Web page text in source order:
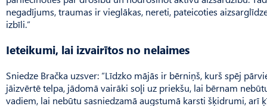
negadījums, traumas ir vieglākas, nereti, pateicoties
izbīli.”
Ieteikumi, lai izvairītos no nelaimes
Sniedze Bračka uzsver: “Līdz­ko mājās ir bērniņš, kurš spēj
jāizvērtē telpa, jādomā vairāki soļi uz priekšu, lai bērnam
vadiem, lai nebūtu sasniedzamā augstumā karsti šķidrumi, arī